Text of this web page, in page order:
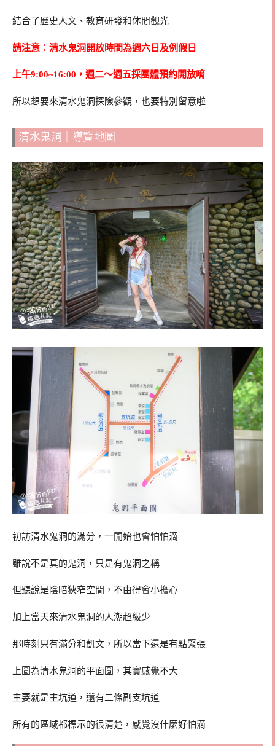
結合了歷史人文、教育研發和休閒觀光
請注意：清水鬼洞開放時間為週六日及例假日
上午9:00~16:00，週二～週五採團體預約開放唷
所以想要來清水鬼洞探險參觀，也要特別留意啦
清水鬼洞｜導覽地圖
初訪清水鬼洞的滿分，一開始也會怕怕滴
雖說不是真的鬼洞，只是有鬼洞之稱
但聽說是陰暗狹窄空間，不由得會小擔心
加上當天來清水鬼洞的人潮超級少
那時刻只有滿分和凱文，所以當下還是有點緊張
上圖為清水鬼洞的平面圖，其實感覺不大
主要就是主坑道，還有二條副支坑道
所有的區域都標示的很清楚，感覺沒什麼好怕滴